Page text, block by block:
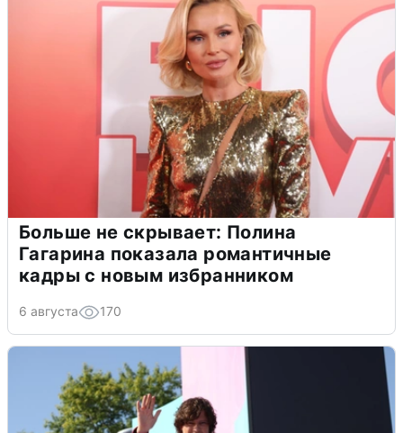
Больше не скрывает: Полина
Гагарина показала романтичные
кадры с новым избранником
6 августа 170